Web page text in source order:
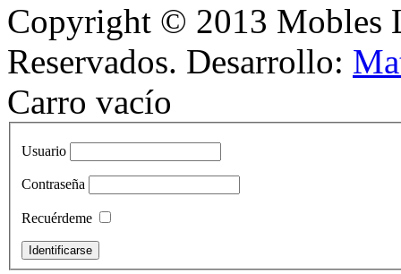
Copyright © 2013 Mobles
Reservados. Desarrollo:
Carro vacío
Usuario
Contraseña
Recuérdeme